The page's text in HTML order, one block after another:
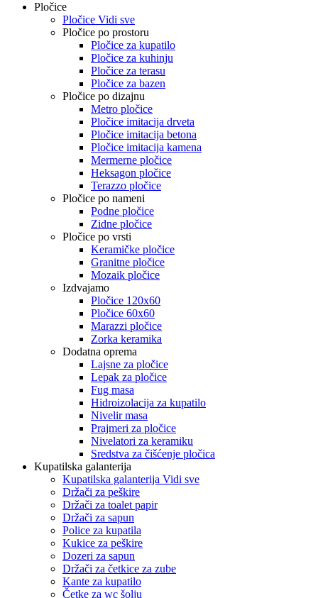
Pločice
Pločice Vidi sve
Pločice po prostoru
Pločice za kupatilo
Pločice za kuhinju
Pločice za terasu
Pločice za bazen
Pločice po dizajnu
Metro pločice
Pločice imitacija drveta
Pločice imitacija betona
Pločice imitacija kamena
Mermerne pločice
Heksagon pločice
Terazzo pločice
Pločice po nameni
Podne pločice
Zidne pločice
Pločice po vrsti
Keramičke pločice
Granitne pločice
Mozaik pločice
Izdvajamo
Pločice 120x60
Pločice 60x60
Marazzi pločice
Zorka keramika
Dodatna oprema
Lajsne za pločice
Lepak za pločice
Fug masa
Hidroizolacija za kupatilo
Nivelir masa
Prajmeri za pločice
Nivelatori za keramiku
Sredstva za čišćenje pločica
Kupatilska galanterija
Kupatilska galanterija Vidi sve
Držači za peškire
Držači za toalet papir
Držači za sapun
Police za kupatila
Kukice za peškire
Dozeri za sapun
Držači za četkice za zube
Kante za kupatilo
Četke za wc šolju